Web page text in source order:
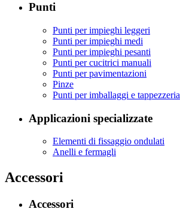
Punti
Punti per impieghi leggeri
Punti per impieghi medi
Punti per impieghi pesanti
Punti per cucitrici manuali
Punti per pavimentazioni
Pinze
Punti per imballaggi e tappezzeria
Applicazioni specializzate
Elementi di fissaggio ondulati
Anelli e fermagli
Accessori
Accessori